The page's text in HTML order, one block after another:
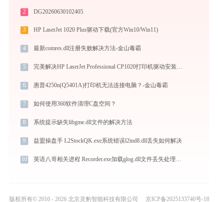
2 DG20260630102405
3 HP LaserJet 1020 Plus驱动下载(官方Win10/Win11)
4 最新comres.dll注册失败解决方法-金山毒霸
5 完美解决HP LaserJet Professional CP1020打印机驱动安装困扰，全面下载安装教程
6 惠普4250n(Q5401A)打印机无法连接电脑？-金山毒霸
7 如何使用360软件清理C盘空间？
8 系统提示缺失libgme.dll文件的解决方法
9 益盟操盘手 L2StockQK.exe系统错误l2ind8.dll丢失如何解决
10 英语八哥相关进程 Recorder.exe加载glog.dll文件丢失处理办法
版权所有© 2010 - 2026 北京灵豹智能科技有限公司 京ICP备2025133740号-18